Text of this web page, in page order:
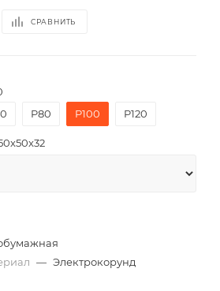
СРАВНИТЬ
P80 P100 P120
— Электрокорунд